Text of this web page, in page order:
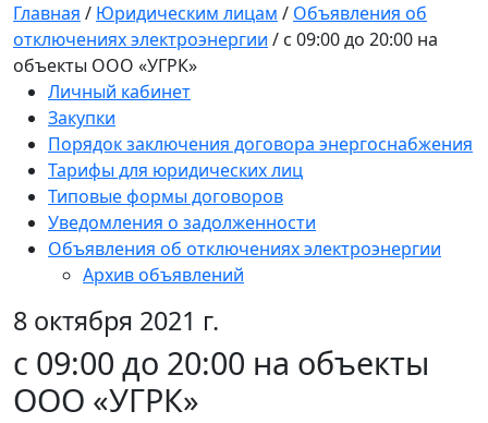
Главная / Юридическим лицам / Объявления об
отключениях электроэнергии / с 09:00 до 20:00 на
объекты ООО «УГРК»
Личный кабинет
Закупки
Порядок заключения договора энергоснабжения
Тарифы для юридических лиц
Типовые формы договоров
Уведомления о задолженности
Объявления об отключениях электроэнергии
Архив объявлений
8 октября 2021 г.
с 09:00 до 20:00 на объекты
ООО «УГРК»